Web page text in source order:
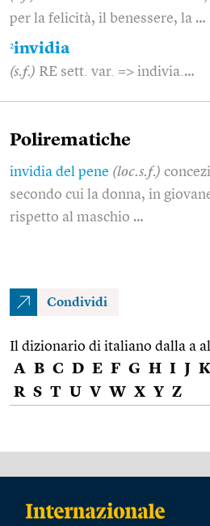
per la felicità, il benessere, la …
2invidia
(s.f.) RE sett. var. => indivia.…
Polirematiche
invidia del pene (loc.s.f.)
secondo cui la donna, in
rispetto al maschio …
Condividi
Il dizionario di italiano dalla a
A B C D E F G H I J K
R S T U V W X Y Z